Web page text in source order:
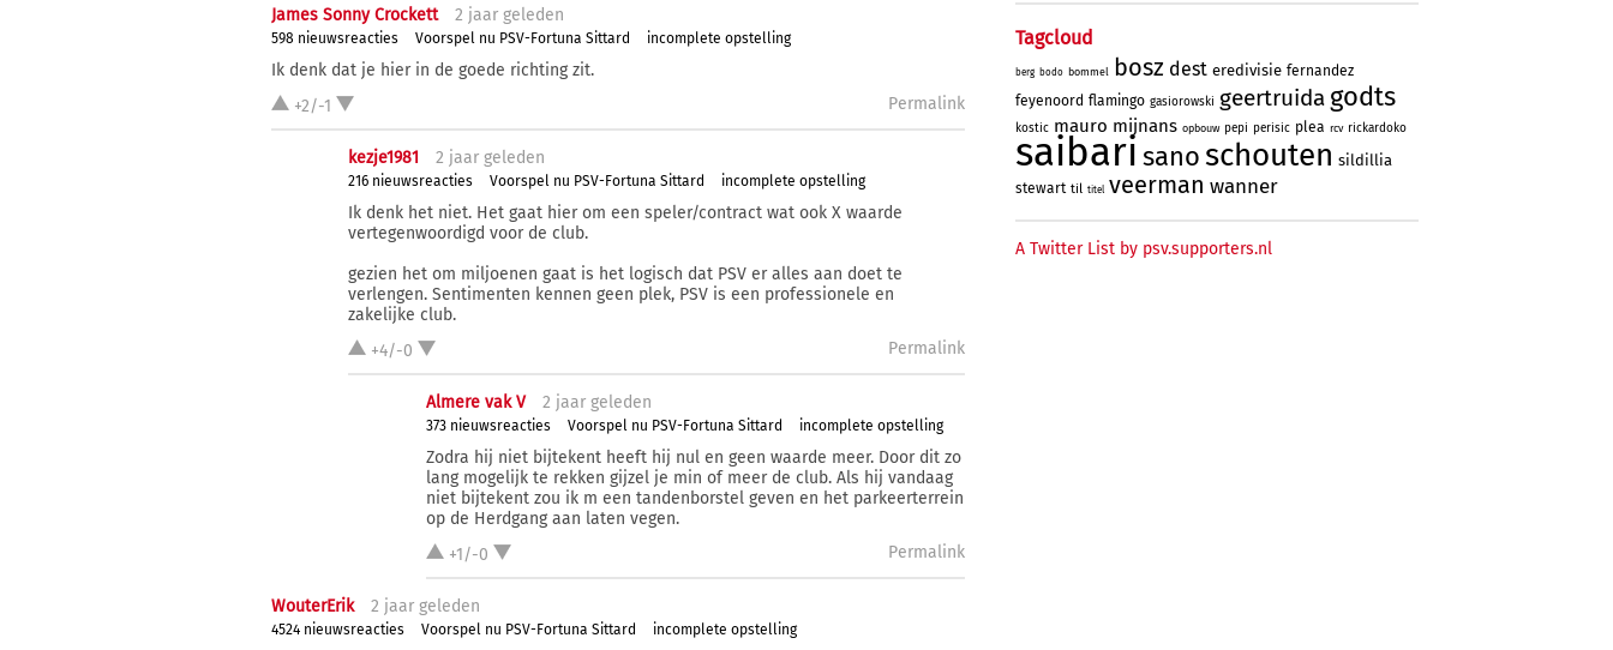
James Sonny Crockett 2 jaar geleden
598 nieuwsreacties Voorspel nu PSV-Fortuna Sittard incomplete opstelling
Ik denk dat je hier in de goede richting zit.
+2/-1
Permalink
kezje1981 2 jaar geleden
216 nieuwsreacties Voorspel nu PSV-Fortuna Sittard incomplete opstelling
Ik denk het niet. Het gaat hier om een speler/contract wat ook X waarde
vertegenwoordigd voor de club.
gezien het om miljoenen gaat is het logisch dat PSV er alles aan doet te
verlengen. Sentimenten kennen geen plek, PSV is een professionele en
zakelijke club.
+4/-0
Permalink
Almere vak V 2 jaargeleden
373 nieuwsreacties Voorspel nu PSV-Fortuna Sittard incomplete opstelling
Zodra hij niet bijtekent heeft hij nul en geen waarde meer. Door dit zo
lang mogelijk te rekken gijzel je min of meer de club. Als hij vandaag
niet bijtekent zou ik m een tandenborstel geven en het parkeerterrein
op de Herdgang aan laten vegen.
+1/-0
Permalink
WouterErik 2 jaar geleden
4524 nieuwsreacties Voorspel nu PSV-Fortuna Sittard incomplete opstelling
Tagcloud
berg bodo bommel bosz dest eredivisie fernandez
feyenoord flamingo gasiorowski geertruida godts
kostic mauro mijnans opbouw pepi perisic plea rcv rickardoko
saibari sanoschouten sildillia
stewart til titel veerman wanner
A Twitter List by psv.supporters.nl